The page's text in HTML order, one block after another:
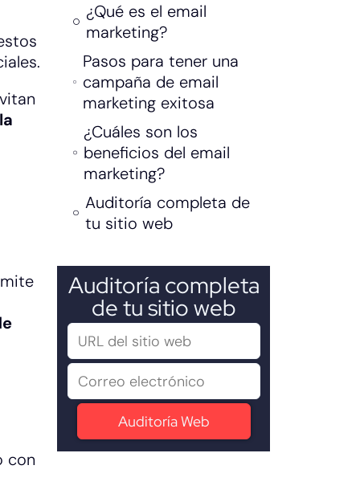
con
¿Qué es el email
marketing?
Pasos para tener una
campaña de email
marketing exitosa
¿Cuáles son los
beneficios del email
marketing?
Auditoría completa de
tu sitio web
Auditoría completa
de tu sitio web